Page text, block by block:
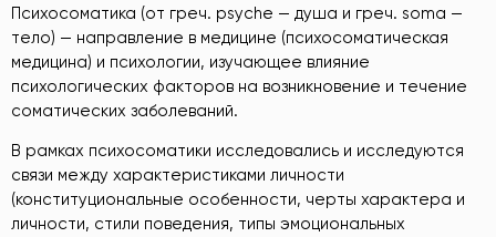
Психосоматика (от греч. psyche — душа и греч. soma —
тело) — направление в медицине (психосоматическая
медицина) и психологии, изучающее влияние
психологических факторов на возникновение и течение
соматических заболеваний.
В рамках психосоматики исследовались и исследуются
связи между характеристиками личности
(конституциональные особенности, черты характера и
личности, стили поведения, типы эмоциональных